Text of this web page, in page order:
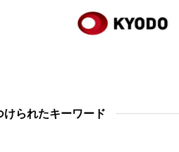
けられたキーワード